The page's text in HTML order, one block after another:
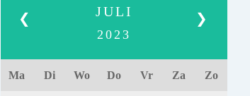
❮ ❯
JULI
2023
Ma Di Wo Do Vr Za Zo